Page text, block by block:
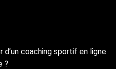
d’un coaching sportif en ligne
?